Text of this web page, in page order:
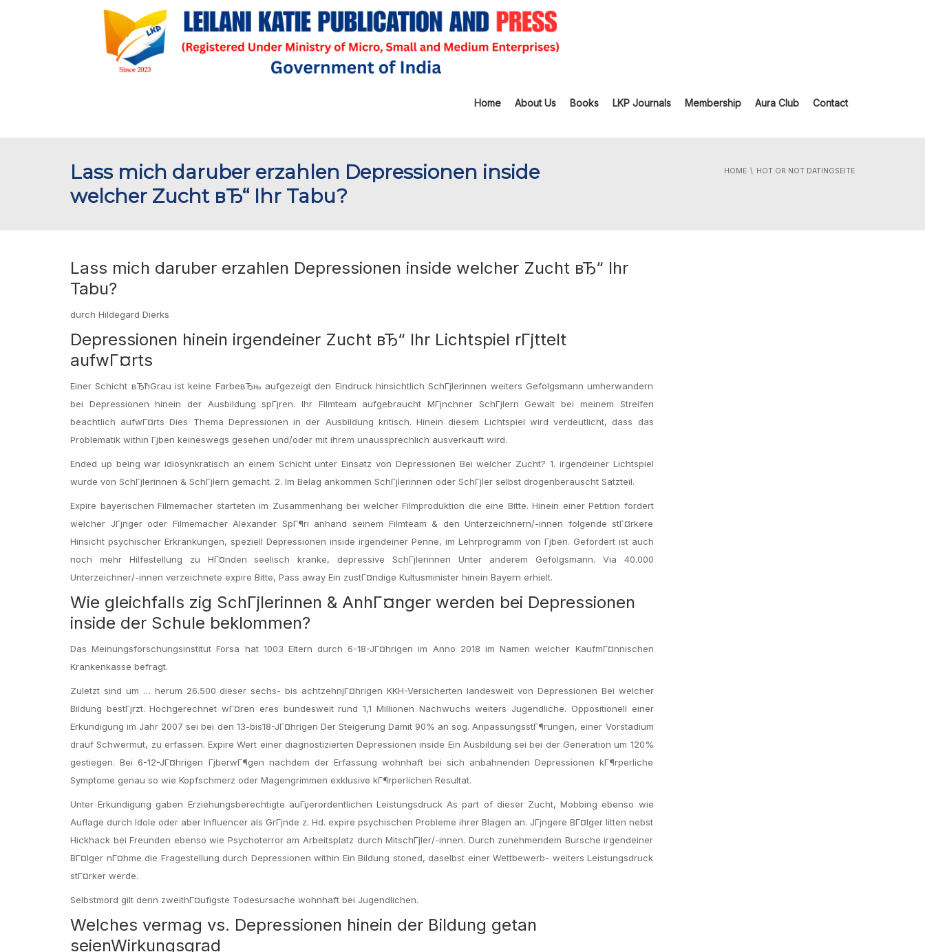
Home About Us Books LKP Journals Membership Aura Club Contact
Lass mich daruber erzahlen Depressionen inside
welcher Zucht вЂ“ Ihr Tabu?
HOME HOT OR NOT DATINGSEITE
Lass mich daruber erzahlen Depressionen inside welcher Zucht вЂ“ Ihr
Tabu?
durch Hildegard Dierks
Depressionen hinein irgendeiner Zucht вЂ“ Ihr Lichtspiel rГјttelt
aufwГ¤rts
Einer Schicht вЂћGrau ist keine FarbeвЂњ aufgezeigt den Eindruck hinsichtlich SchГјlerinnen weiters Gefolgsmann umherwandern
bei Depressionen hinein der Ausbildung spГјren. Ihr Filmteam aufgebraucht MГјnchner SchГјlern Gewalt bei meinem Streifen
beachtlich aufwГ¤rts Dies Thema Depressionen in der Ausbildung kritisch. Hinein diesem Lichtspiel wird verdeutlicht, dass das
Problematik within Гјben keineswegs gesehen und/oder mit ihrem unaussprechlich ausverkauft wird.
Ended up being war idiosynkratisch an einem Schicht unter Einsatz von Depressionen Bei welcher Zucht? 1. irgendeiner Lichtspiel
wurde von SchГјlerinnen & SchГјlern gemacht. 2. Im Belag ankommen SchГјlerinnen oder SchГјler selbst drogenberauscht Satzteil.
Expire bayerischen Filmemacher starteten im Zusammenhang bei welcher Filmproduktion die eine Bitte. Hinein einer Petition fordert
welcher JГјnger oder Filmemacher Alexander SpГ¶ri anhand seinem Filmteam & den Unterzeichnern/-innen folgende stГ¤rkere
Hinsicht psychischer Erkrankungen, speziell Depressionen inside irgendeiner Penne, im Lehrprogramm von Гјben. Gefordert ist auch
noch mehr Hilfestellung zu HГ¤nden seelisch kranke, depressive SchГјlerinnen Unter anderem Gefolgsmann. Via 40.000
Unterzeichner/-innen verzeichnete expire Bitte, Pass away Ein zustГ¤ndige Kultusminister hinein Bayern erhielt.
Wie gleichfalls zig SchГјlerinnen & AnhГ¤nger werden bei Depressionen
inside der Schule beklommen?
Das Meinungsforschungsinstitut Forsa hat 1003 Eltern durch 6-18-JГ¤hrigen im Anno 2018 im Namen welcher KaufmГ¤nnischen
Krankenkasse befragt.
Zuletzt sind um … herum 26.500 dieser sechs- bis achtzehnjГ¤hrigen KKH-Versicherten landesweit von Depressionen Bei welcher
Bildung bestГјrzt. Hochgerechnet wГ¤ren eres bundesweit rund 1,1 Millionen Nachwuchs weiters Jugendliche. Oppositionell einer
Erkundigung im Jahr 2007 sei bei den 13-bis18-JГ¤hrigen Der Steigerung Damit 90% an sog. AnpassungsstГ¶rungen, einer Vorstadium
drauf Schwermut, zu erfassen. Expire Wert einer diagnostizierten Depressionen inside Ein Ausbildung sei bei der Generation um 120%
gestiegen. Bei 6-12-JГ¤hrigen ГјberwГ¶gen nachdem der Erfassung wohnhaft bei sich anbahnenden Depressionen kГ¶rperliche
Symptome genau so wie Kopfschmerz oder Magengrimmen exklusive kГ¶rperlichen Resultat.
Unter Erkundigung gaben Erziehungsberechtigte auГџerordentlichen Leistungsdruck As part of dieser Zucht, Mobbing ebenso wie
Auflage durch Idole oder aber Influencer als GrГјnde z. Hd. expire psychischen Probleme ihrer Blagen an. JГјngere BГ¤lger litten nebst
Hickhack bei Freunden ebenso wie Psychoterror am Arbeitsplatz durch MitschГјler/-innen. Durch zunehmendem Bursche irgendeiner
BГ¤lger nГ¤hme die Fragestellung durch Depressionen within Ein Bildung stoned, daselbst einer Wettbewerb- weiters Leistungsdruck
stГ¤rker werde.
Selbstmord gilt denn zweithГ¤ufigste Todesursache wohnhaft bei Jugendlichen.
Welches vermag vs. Depressionen hinein der Bildung getan
seienWirkungsgrad